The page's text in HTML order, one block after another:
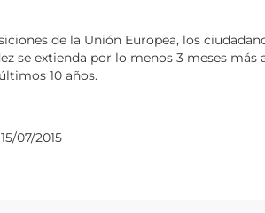
de la Unión Europea, los
se extienda por lo menos 3 meses
10 años.
15/07/2015